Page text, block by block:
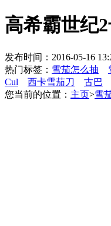
高希霸世纪
发布时间：2016-05-16
热门标签： 雪茄怎么抽
Cul
西卡雪茄刀 古巴
您当前的位置： 主页>雪